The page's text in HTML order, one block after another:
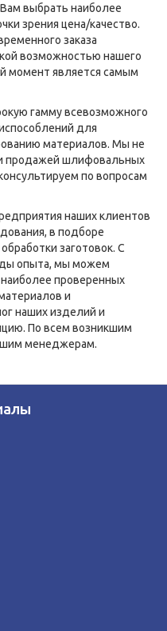
выбрать наиболее
зрения цена/качество.
заказа
возможностью нашего
момент является самым
гамму всевозможного
для
материалов. Мы не
продажей шлифовальных
по вопросам
наших клиентов
в подборе
заготовок. С
опыта, мы можем
проверенных
и
наших изделий и
По всем возникшим
менеджерам.